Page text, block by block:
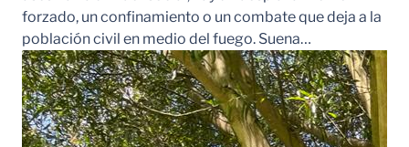
forzado, un confinamiento o un combate que deja a la
población civil en medio del fuego. Suena…